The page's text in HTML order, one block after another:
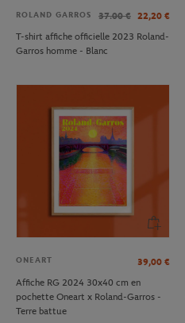
ROLAND GARROS 37.00 € 22,20 €
T-shirt affiche officielle 2023 Roland-
Garros homme - Blanc
ONEART 39,00 €
Affiche RG 2024 30x40 cm en
pochette Oneart x Roland-Garros -
Terre battue